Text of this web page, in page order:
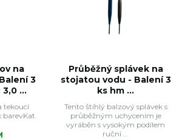
na
3
...
tekoucí
barevKat.
Průběžný splávek na
stojatou vodu - Balení 3
ks hm ...
Tento štíhlý balzový splávek s
průběžným uchycením je
vyráběn s vysokým podílem
ruční ...